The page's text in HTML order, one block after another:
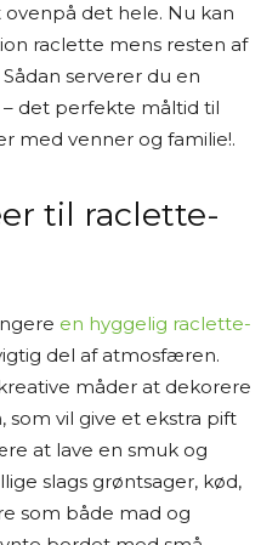
det hele. Nu kan
raclette mens resten af
serverer du en
det perfekte måltid til
med venner og familie!.
til raclette-
en hyggelig raclette-
del af atmosfæren.
måder at dekorere
vil give et ekstra pift
at lave en smuk og
slags grøntsager, kød,
som både mad og